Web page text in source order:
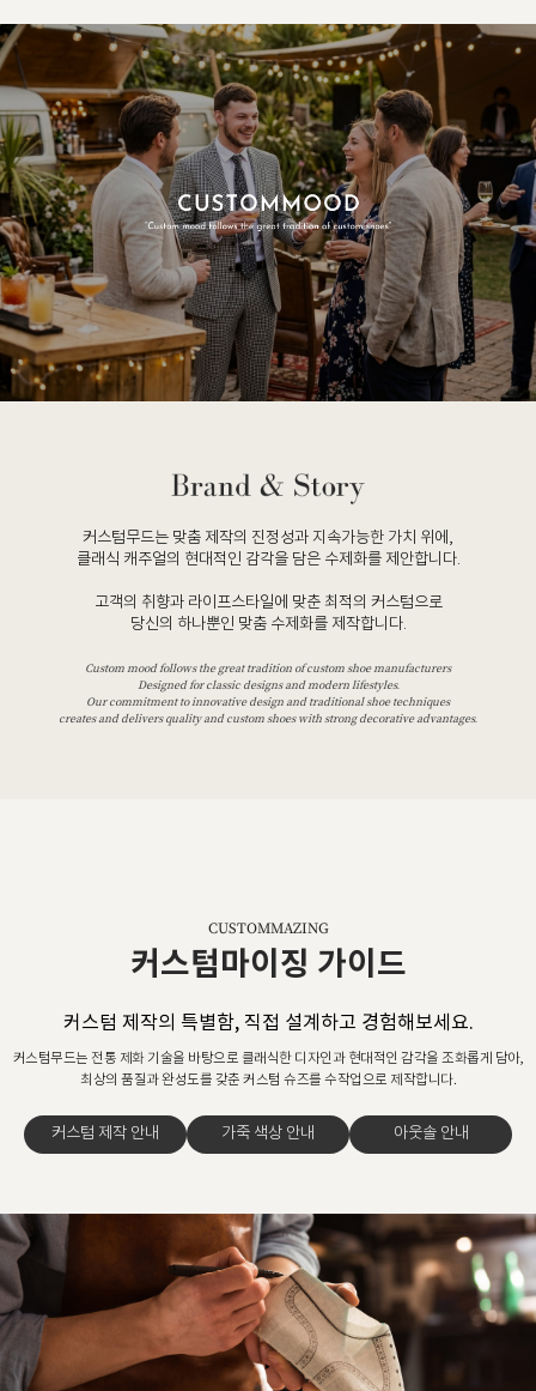
커스텀무드는 맞춤 제작의 진정성과 지속가능한 가치 위에,
클래식 캐주얼의 현대적인 감각을 담은 수제화를 제안합니다.
고객의 취향과 라이프스타일에 맞춘 최적의 커스텀으로
당신의 하나뿐인 맞춤 수제화를 제작합니다.
Custom mood follows the great tradition of custom shoe manufacturers
Designed for classic designs and modern lifestyles.
Our commitment to innovative design and traditional shoe techniques
creates and delivers quality and custom shoes with strong decorative advantages.
CUSTOMMAZING
커스텀마이징 가이드
커스텀 제작의 특별함, 직접 설계하고 경험해보세요.
커스텀무드는 전통 제화 기술을 바탕으로 클래식한 디자인과 현대적인 감각을 조화롭게 담아,
최상의 품질과 완성도를 갖춘 커스텀 슈즈를 수작업으로 제작합니다.
커스텀 제작 안내 가죽 색상 안내 아웃솔 안내